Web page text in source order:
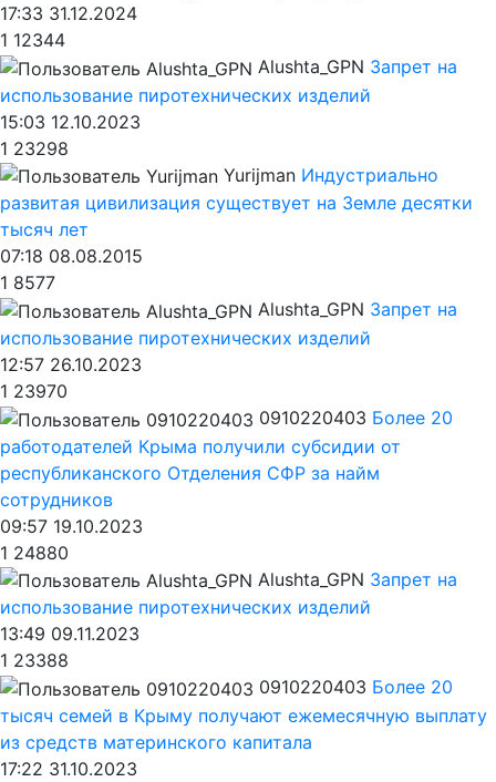
17:33 31.12.2024
1 12344
Alushta_GPN Запрет на
использование пиротехнических изделий
15:03 12.10.2023
1 23298
Yurijman Индустриально
развитая цивилизация существует на Земле десятки
тысяч лет
07:18 08.08.2015
1 8577
Alushta_GPN Запрет на
использование пиротехнических изделий
12:57 26.10.2023
1 23970
0910220403 Более 20
работодателей Крыма получили субсидии от
республиканского Отделения СФР за найм
сотрудников
09:57 19.10.2023
1 24880
Alushta_GPN Запрет на
использование пиротехнических изделий
13:49 09.11.2023
1 23388
0910220403 Более 20
тысяч семей в Крыму получают ежемесячную выплату
из средств материнского капитала
17:22 31.10.2023